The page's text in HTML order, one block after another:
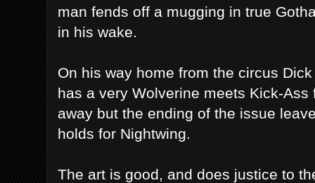
man fends off a mugging in true
in his wake.
On his way home from the circus
has a very Wolverine meets Kick-
away but the ending of the issue
holds for Nightwing.
The art is good, and does justice to